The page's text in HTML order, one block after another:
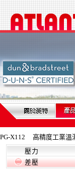
X112 高精度工業溫濕
壓力
差壓